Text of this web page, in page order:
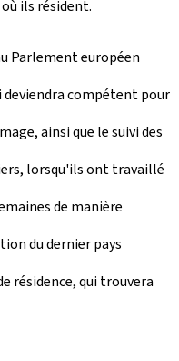
ils résident.
Parlement européen
compétent pour
ainsi que le suivi des
lorsqu'ils ont travaillé
de manière
du dernier pays
résidence, qui trouvera